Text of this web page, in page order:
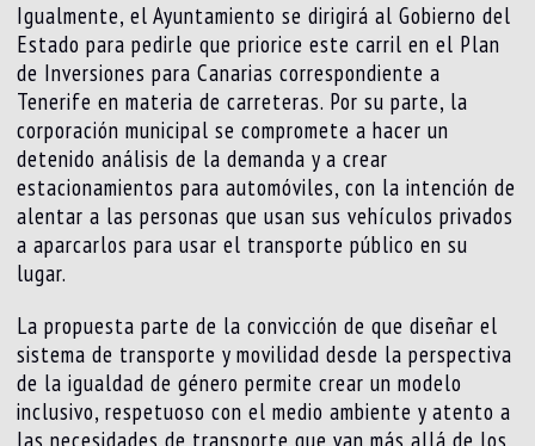
Igualmente, el Ayuntamiento se dirigirá al Gobierno del
Estado para pedirle que priorice este carril en el Plan
de Inversiones para Canarias correspondiente a
Tenerife en materia de carreteras. Por su parte, la
corporación municipal se compromete a hacer un
detenido análisis de la demanda y a crear
estacionamientos para automóviles, con la intención de
alentar a las personas que usan sus vehículos privados
a aparcarlos para usar el transporte público en su
lugar.
La propuesta parte de la convicción de que diseñar el
sistema de transporte y movilidad desde la perspectiva
de la igualdad de género permite crear un modelo
inclusivo, respetuoso con el medio ambiente y atento a
las necesidades de transporte que van más allá de los